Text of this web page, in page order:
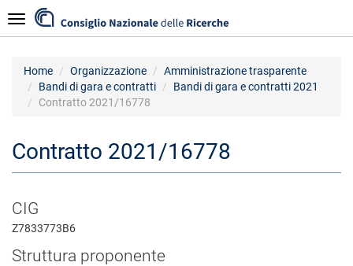
al
contenuto
Navigazione
Home Organizzazione
Amministrazione trasparente
Bandi di gara e contratti
Bandi di gara e contratti 2021
Contratto 2021/16778
Contratto 2021/16778
CIG
Z7833773B6
Struttura proponente